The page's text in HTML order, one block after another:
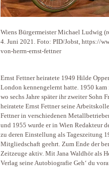
Wiens Bürgermeister Michael Ludwig
4. Juni 2021. Foto: PID/Jobst, https://
von-herrn-ernst-fettner
Ernst Fettner heiratete 1949 Hilde
London kennengelernt hatte. 1950
wo sechs Jahre später ihr zweiter Sohn
heiratete Ernst Fettner seine
Fettner in verschiedenen
und 1955 wurde er in Wien Redakteur
zu deren Einstellung als Tageszeitung
Mitgliedschaft geehrt. Zum Ende der
Zeitzeuge aktiv. Mit Jana Waldhör als
Verlag seine Autobiografie Geh‘ du